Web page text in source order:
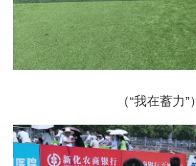
（“我在蓄力”）